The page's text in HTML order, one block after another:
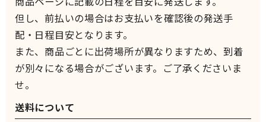
但し、前払いの場合はお支払いを確認後の発送手
配・日程目安となります。
また、商品ごとに出荷場所が異なりますため、到着
が別々になる場合がございます。ご了承くださいま
せ。
送料について